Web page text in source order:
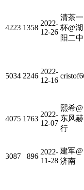
4223 1358
2022-
12-26
清茶一
杯@湖
阳二中
5034 2246
2022-
12-16
4075 1763
2022-
12-07
熙希@
东风赫
行
3087 896
2022-
11-28
建军@
济南